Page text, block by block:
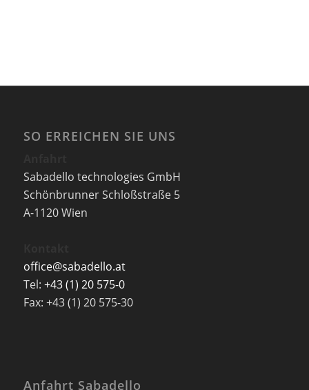
SO ERREICHEN SIE UNS
Sabadello technologies GmbH
Schönbrunner Schloßstraße 5
A-1120 Wien
office@sabadello.at
Tel: +43 (1) 20 575-0
Fax: +43 (1) 20 575-30
Anfahrt Sabadello